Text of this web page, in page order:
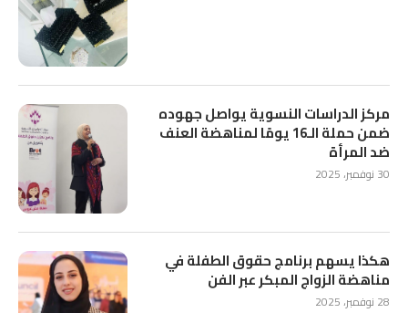
مركز الدراسات النسوية يواصل جهوده
ضمن حملة الـ16 يومًا لمناهضة العنف
ضد المرأة
30 نوفمبر، 2025
هكذا يسهم برنامج حقوق الطفلة في
مناهضة الزواج المبكر عبر الفن
28 نوفمبر، 2025